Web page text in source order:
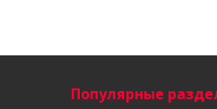
Популярные